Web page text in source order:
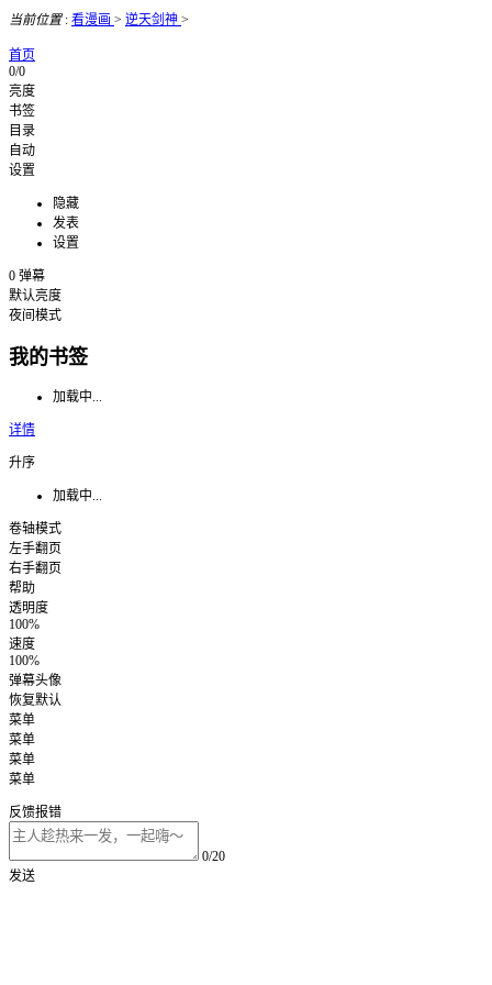
当前位置: 看漫画 > 逆天剑神 >
首页
0/0
亮度
书签
目录
自动
设置
隐藏
发表
设置
0 弹幕
默认亮度
夜间模式
我的书签
加载中...
详情
升序
加载中...
卷轴模式
左手翻页
右手翻页
帮助
透明度
100%
速度
100%
弹幕头像
恢复默认
菜单
菜单
菜单
菜单
反馈报错
0/20
发送